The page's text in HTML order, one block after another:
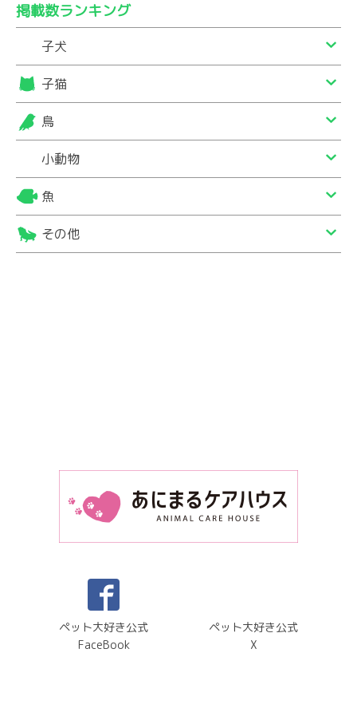
掲載数ランキング
子犬
子猫
鳥
小動物
魚
その他